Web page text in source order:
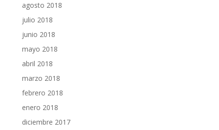
agosto 2018
julio 2018
junio 2018
mayo 2018
abril 2018
marzo 2018
febrero 2018
enero 2018
diciembre 2017